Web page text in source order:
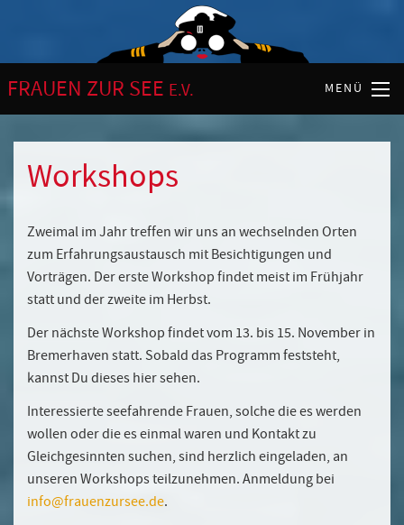
FRAUEN ZUR SEE E.V. MENÜ
Workshops
Zweimal im Jahr treffen wir uns an wechselnden Orten
zum Erfahrungsaustausch mit Besichtigungen und
Vorträgen. Der erste Workshop findet meist im Frühjahr
statt und der zweite im Herbst.
Der nächste Workshop findet vom 13. bis 15. November in
Bremerhaven statt. Sobald das Programm feststeht,
kannst Du dieses hier sehen.
Interessierte seefahrende Frauen, solche die es werden
wollen oder die es einmal waren und Kontakt zu
Gleichgesinnten suchen, sind herzlich eingeladen, an
unseren Workshops teilzunehmen. Anmeldung bei
info@frauenzursee.de.